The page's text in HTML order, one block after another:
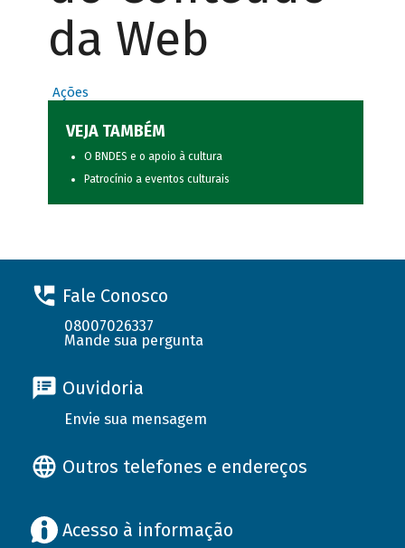
da Web
Ações
VEJA TAMBÉM
O BNDES e o apoio à cultura
Patrocínio a eventos culturais
Fale Conosco
08007026337
Mande sua pergunta
Ouvidoria
Envie sua mensagem
Outros telefones e endereços
Acesso à informação